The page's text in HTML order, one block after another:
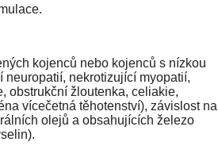
kojenců nebo kojenců s nízkou
neuropatií, nekrotizující myopatií,
obstrukční žloutenka, celiakie,
vícečetná těhotenství), závislost na
olejů a obsahujících železo